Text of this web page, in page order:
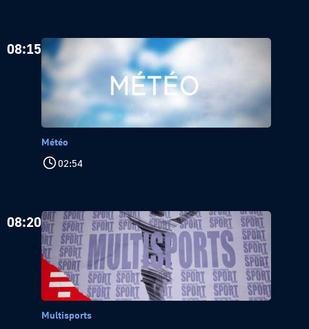
08:15
Météo
02:54
08:20
Multisports